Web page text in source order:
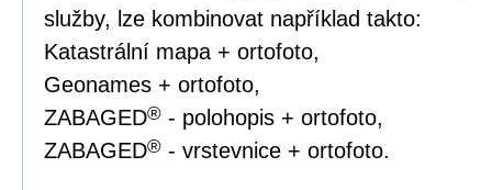
služby, lze kombinovat například takto:
Katastrální mapa + ortofoto,
Geonames + ortofoto,
ZABAGED® - polohopis + ortofoto,
ZABAGED® - vrstevnice + ortofoto.